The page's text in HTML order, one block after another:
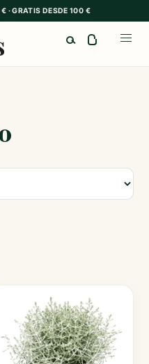
· GRATIS DESDE 100 €